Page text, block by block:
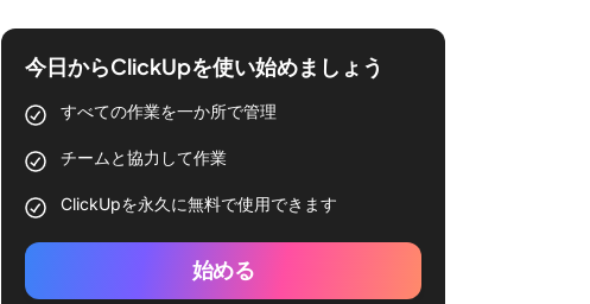
今日からClickUpを使い始めましょう
すべての作業を一か所で管理
チームと協力して作業
ClickUpを永久に無料で使用できます
始める